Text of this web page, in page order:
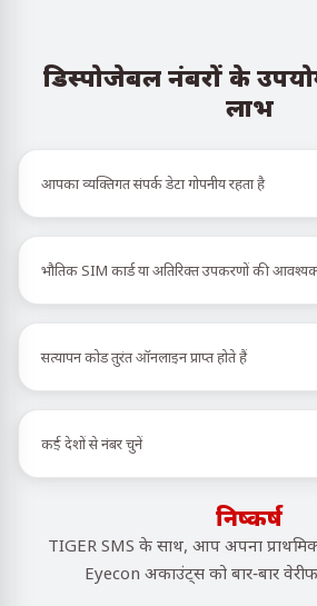
डिस्पोजेबल नंबरों के
लाभ
आपका व्यक्तिगत संपर्क डेटा गोपनीय रहता है
भौतिक SIM कार्ड या अतिरिक्त उपकरणों की
सत्यापन कोड तुरंत ऑनलाइन प्राप्त होते हैं
कई देशों से नंबर चुनें
निष्कर्ष
TIGER SMS के साथ, आप अपना
Eyecon अकाउंट्स को बार-बार